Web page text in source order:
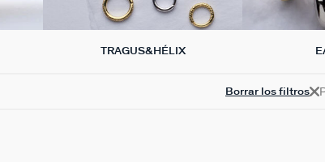
TRAGUS&HÉLIX
Borrar los filtros